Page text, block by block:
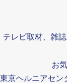
テレビ取材、雑
お
東京ヘルニアセン